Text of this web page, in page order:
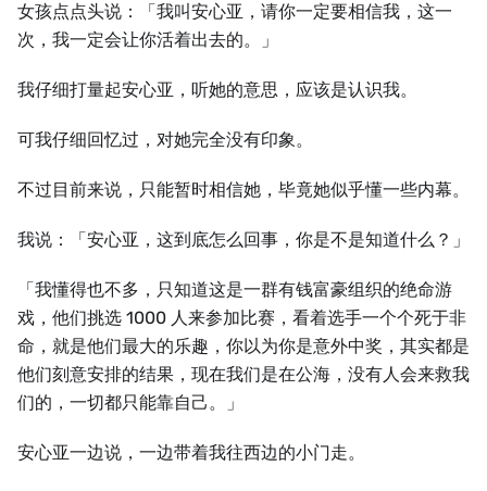
女孩点点头说：「我叫安心亚，请你一定要相信我，这一
次，我一定会让你活着出去的。」
我仔细打量起安心亚，听她的意思，应该是认识我。
可我仔细回忆过，对她完全没有印象。
不过目前来说，只能暂时相信她，毕竟她似乎懂一些内幕。
我说：「安心亚，这到底怎么回事，你是不是知道什么？」
「我懂得也不多，只知道这是一群有钱富豪组织的绝命游
戏，他们挑选 1000 人来参加比赛，看着选手一个个死于非
命，就是他们最大的乐趣，你以为你是意外中奖，其实都是
他们刻意安排的结果，现在我们是在公海，没有人会来救我
们的，一切都只能靠自己。」
安心亚一边说，一边带着我往西边的小门走。